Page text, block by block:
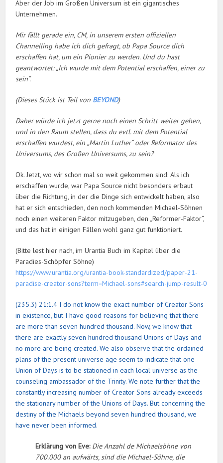
Aber der Job im Großen Universum ist ein gigantisches
Unternehmen.
Mir fällt gerade ein, CM, in unserem ersten offiziellen
Channelling habe ich dich gefragt, ob Papa Source dich
erschaffen hat, um ein Pionier zu werden. Und du hast
geantwortet: „Ich wurde mit dem Potential erschaffen, einer zu
sein“.
(Dieses Stück ist Teil von BEYOND)
Daher würde ich jetzt gerne noch einen Schritt weiter gehen,
und in den Raum stellen, dass du evtl. mit dem Potential
erschaffen wurdest, ein „Martin Luther“ oder Reformator des
Universums, des Großen Universums, zu sein?
Ok. Jetzt, wo wir schon mal so weit gekommen sind: Als ich
erschaffen wurde, war Papa Source nicht besonders erbaut
über die Richtung, in der die Dinge sich entwickelt haben, also
hat er sich entschieden, den noch kommenden Michael-Söhnen
noch einen weiteren Faktor mitzugeben, den „Reformer-Faktor“,
und das hat in einigen Fällen wohl ganz gut funktioniert.
(Bitte lest hier nach, im Urantia Buch im Kapitel über die
Paradies-Schöpfer Söhne)
https://www.urantia.org/urantia-book-standardized/paper-21-
paradise-creator-sons?term=Michael-sons#search-jump-result-0
(235.3) 21:1.4 I do not know the exact number of Creator Sons
in existence, but I have good reasons for believing that there
are more than seven hundred thousand. Now, we know that
there are exactly seven hundred thousand Unions of Days and
no more are being created. We also observe that the ordained
plans of the present universe age seem to indicate that one
Union of Days is to be stationed in each local universe as the
counseling ambassador of the Trinity. We note further that the
constantly increasing number of Creator Sons already exceeds
the stationary number of the Unions of Days. But concerning the
destiny of the Michaels beyond seven hundred thousand, we
have never been informed.
Erklärung von Eve: Die Anzahl de Michaelsöhne von
700.000 an aufwärts, sind die Michael-Söhne, die